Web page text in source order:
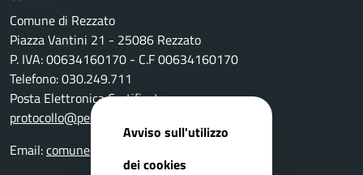
Comune di Rezzato
Piazza Vantini 21 - 25086 Rezzato
P. IVA: 00634160170 - C.F 00634160170
Telefono: 030.249.711
Posta Elettronica Certificata:
protocollo@pec.comune.rezzato.bs.it
Email:comune@comune.rezzato.bs.it
Avviso sull'utilizzo
dei cookies